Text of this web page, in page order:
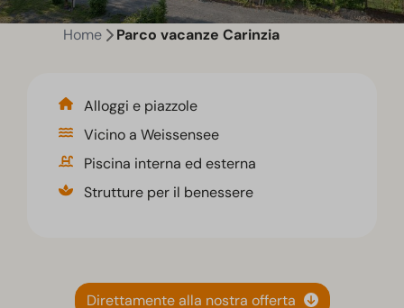
Home Parco vacanze Carinzia
Alloggi e piazzole
Vicino a Weissensee
Piscina interna ed esterna
Strutture per il benessere
Direttamente alla nostra offerta